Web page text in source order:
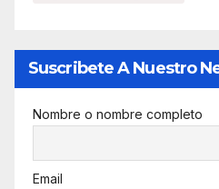
Suscribete A Nuestro
Nombre o nombre completo
Email